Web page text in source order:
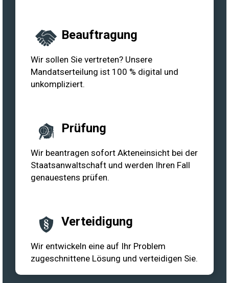
Beauftragung
Wir sollen Sie vertreten? Unsere
Mandatserteilung ist 100 % digital und
unkompliziert.
Prüfung
Wir beantragen sofort Akteneinsicht bei der
Staatsanwaltschaft und werden Ihren Fall
genauestens prüfen.
Verteidigung
Wir entwickeln eine auf Ihr Problem
zugeschnittene Lösung und verteidigen Sie.